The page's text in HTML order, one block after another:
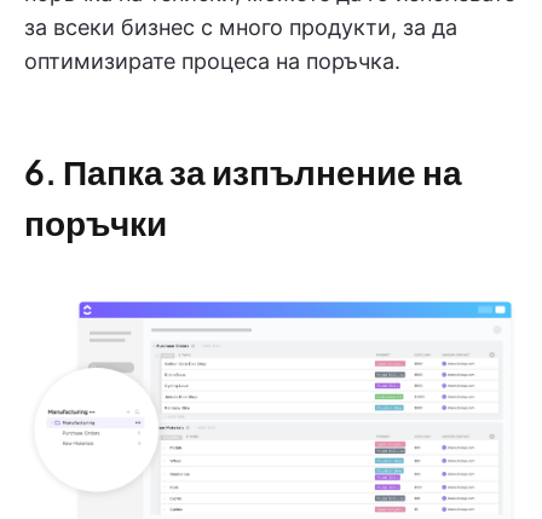
за всеки бизнес с много продукти, за да
оптимизирате процеса на поръчка.
6. Папка за изпълнение на
поръчки